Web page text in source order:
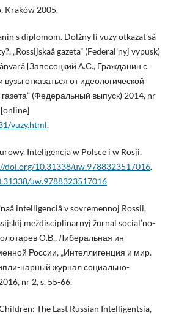
Kraków 2005.
s diplomom. Dolžny li vuzy otkazat’sâ
„Rossijskaâ gazeta” (Federal’nyj vypusk)
[Запесоцкий А.С., Гражданин с
отказаться от идеологической
газета” (Федеральный выпуск) 2014, nr
vuzy.html.
Inteligencja w Polsce i w Rosji,
doi.org/10.31338/uw.9788323517016.
uw.9788323517016
intelligenciâ v sovremennoj Rossii,
meždisciplinarnyj žurnal social’no-
О.В., Либеральная ин-
России, „Интеллигенция и мир.
нарный журнал социально-
nr 2, s. 55-66.
The Last Russian Intelligentsia,